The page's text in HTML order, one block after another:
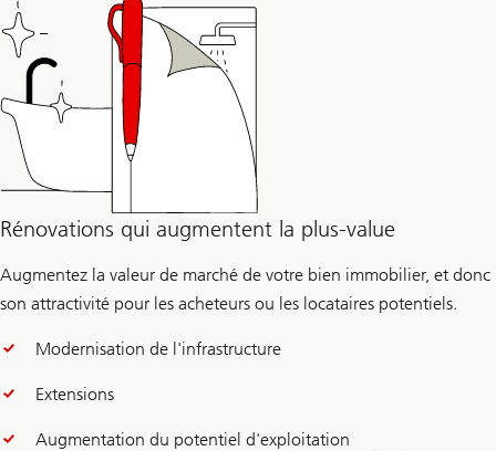
Rénovations qui augmentent la plus-value
Augmentez la valeur de marché de votre bien immobilier, et donc
son attractivité pour les acheteurs ou les locataires potentiels.
Modernisation de l'infrastructure
Extensions
Augmentation du potentiel d'exploitation